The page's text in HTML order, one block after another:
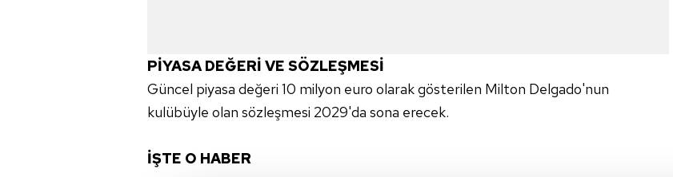
PİYASA DEĞERİ VE SÖZLEŞMESİ
Güncel piyasa değeri 10 milyon euro olarak gösterilen Milton Delgado'nun
kulübüyle olan sözleşmesi 2029'da sona erecek.
İŞTE O HABER